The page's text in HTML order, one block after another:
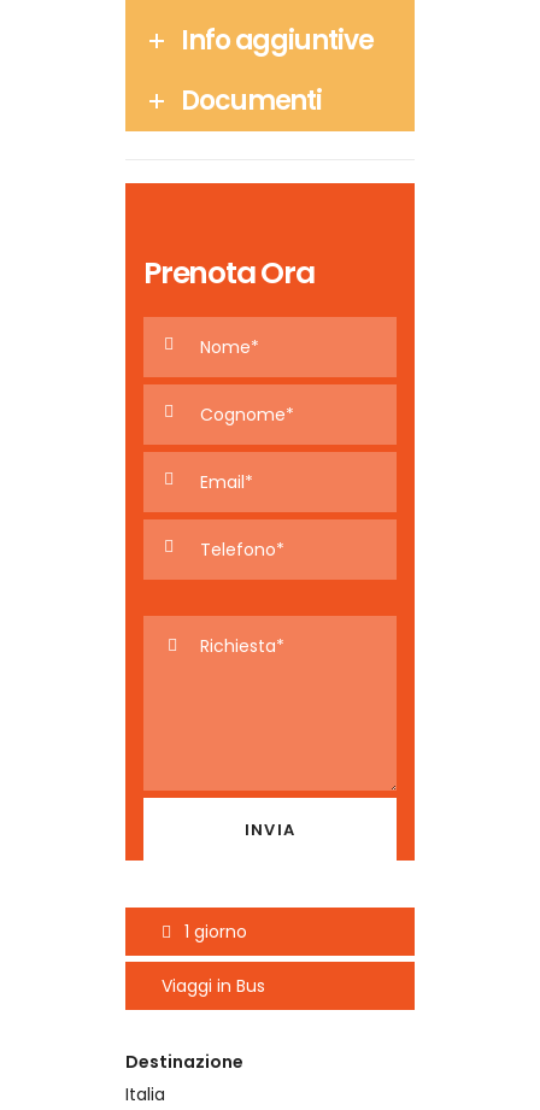
Info aggiuntive
Documenti
Prenota Ora
1 giorno
Viaggi in Bus
Destinazione
Italia